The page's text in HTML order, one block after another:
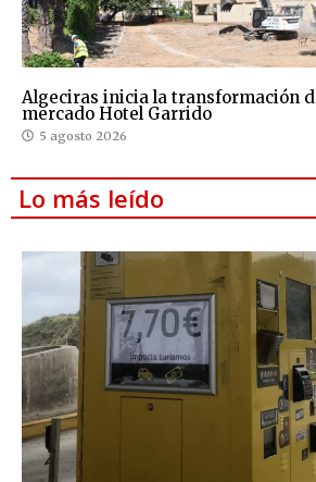
Algeciras inicia la transformación
mercado Hotel Garrido
5 agosto 2026
Lo más leído